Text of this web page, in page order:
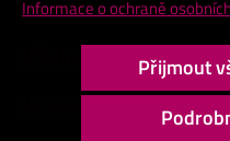
Cookies a ochrana
Přístupnost webu
Vysoký kontrast
Informace o ochraně
Přijmout